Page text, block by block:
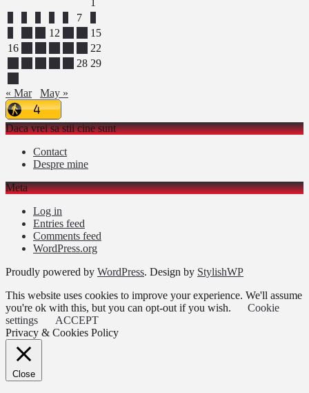
7
12
15
16
22
28 29
« Mar
May »
Daca vrei sa stii cine sunt
Contact
Despre mine
Meta
Log in
Entries feed
Comments feed
WordPress.org
Proudly powered by WordPress. Design by StylishWP
This website uses cookies to improve your experience. We'll assume
you're ok with this, but you can opt-out if you wish.
Cookie
settings
ACCEPT
Privacy & Cookies Policy
Close